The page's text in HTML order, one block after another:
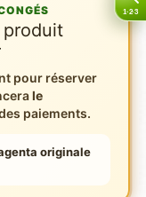
pour réserver
le
paiements.
originale